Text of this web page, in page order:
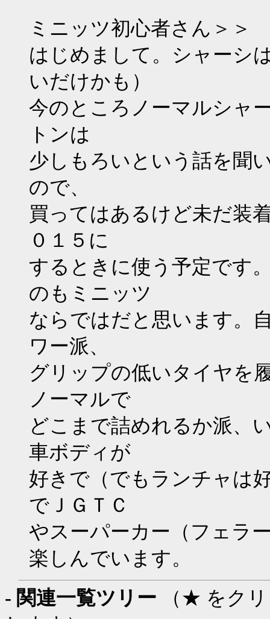
ミニッツ初心者さん＞＞
はじめまして。シャーシ
いだけかも）
今のところノーマルシャ
トンは
少しもろいという話を聞
ので、
買ってはあるけど未だ装
０１５に
するときに使う予定です
のもミニッツ
ならではだと思います。
ワー派、
グリップの低いタイヤを
ノーマルで
どこまで詰めれるか派、
車ボディが
好きで（でもランチャは
でＪＧＴＣ
やスーパーカー（フェラ
楽しんでいます。
- 関連一覧ツリー （★ をク